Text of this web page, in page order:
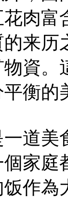
肉富
来历
資。
衡的
道美
家庭
作為